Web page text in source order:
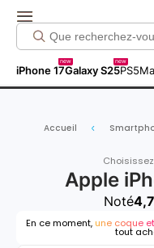
iPhone 17
new
Galaxy S25
new
PS5
Accueil
Apple
Noté
En ce moment, une coque
tout